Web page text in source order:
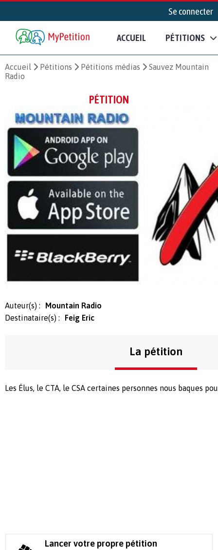
Se connecter
ACCUEIL PÉTITIONS
Accueil Pétitions Pétitions médias
Sauvez Mountain
Radio
PÉTITION
Auteur(s) :
Mountain Radio
Destinataire(s) :
Feig Eric
La pétition
Les Élus, le CTA, le CSA certaines personnes nous baques
Lancer votre propre pétition